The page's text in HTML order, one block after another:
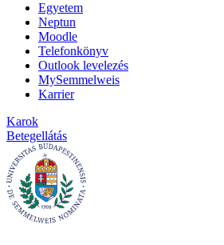
Egyetem
Neptun
Moodle
Telefonkönyv
Outlook levelezés
MySemmelweis
Karrier
Karok
Betegellátás